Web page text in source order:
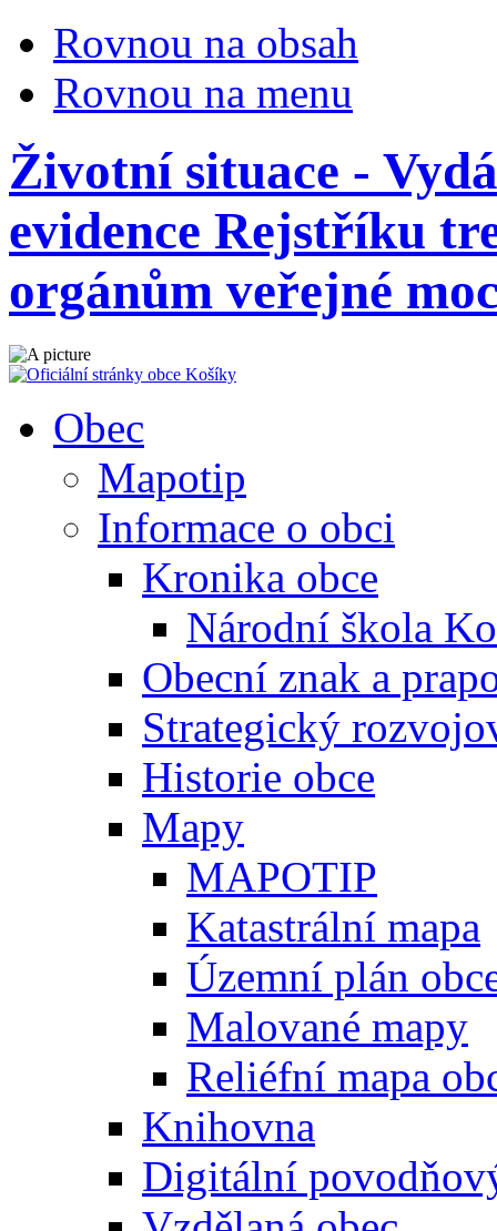
Rovnou na obsah
Rovnou na menu
Životní situace -
evidence Rejstříku
orgánům veřejné
Obec
Mapotip
Informace o obci
Kronika obce
Národní škola
Obecní znak a
Strategický
Historie obce
Mapy
MAPOTIP
Katastrální mapa
Územní plán
Malované mapy
Reliéfní mapa
Knihovna
Digitální